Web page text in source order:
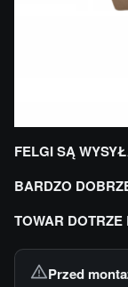
FELGI SĄ
BARDZO
TOWAR
Przed